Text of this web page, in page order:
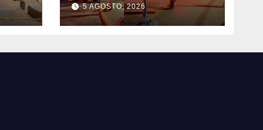
Chedraui 3 en
Coatzacoalcos
5 AGOSTO, 2026